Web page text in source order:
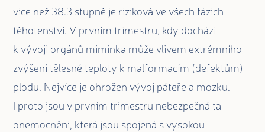
více než 38.3 stupně je riziková ve všech fázích
těhotenství. V prvním trimestru, kdy dochází
k vývoji orgánů miminka může vlivem extrémního
zvýšení tělesné teploty k malformacím (defektům)
plodu. Nejvíce je ohrožen vývoj páteře a mozku.
I proto jsou v prvním trimestru nebezpečná ta
onemocnění, která jsou spojená s vysokou